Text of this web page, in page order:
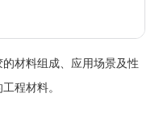
材料组成、应用场景及性
程材料。